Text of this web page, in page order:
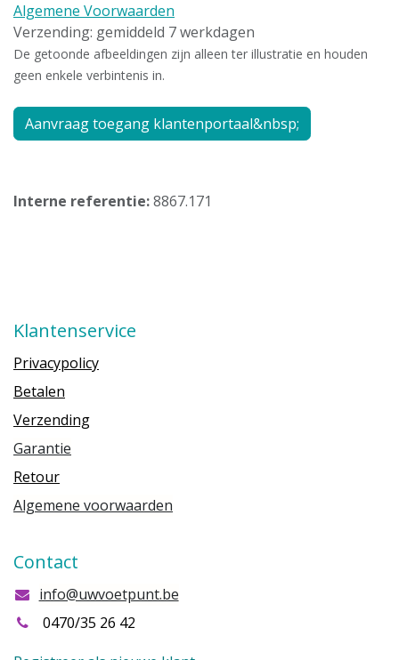
Algemene Voorwaarden
Verzending: gemiddeld 7 werkdagen
De getoonde afbeeldingen zijn alleen ter illustratie en houden
geen enkele verbintenis in.
Aanvraag toegang klantenportaal&nbsp;
Interne referentie:8867.171
Klantenservice
Privacypolicy
Betalen
Verzending
Garantie
Retour
Algemene voorwaarden
Contact
info@uwvoetpunt.be
0470/35 26 42